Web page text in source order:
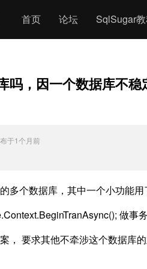
首页 论坛 SqlSugar
吗，因一个数据库不
于1个月前
多个数据库，其中一个小功能
做事
， 要求其他不牵涉这个数据库